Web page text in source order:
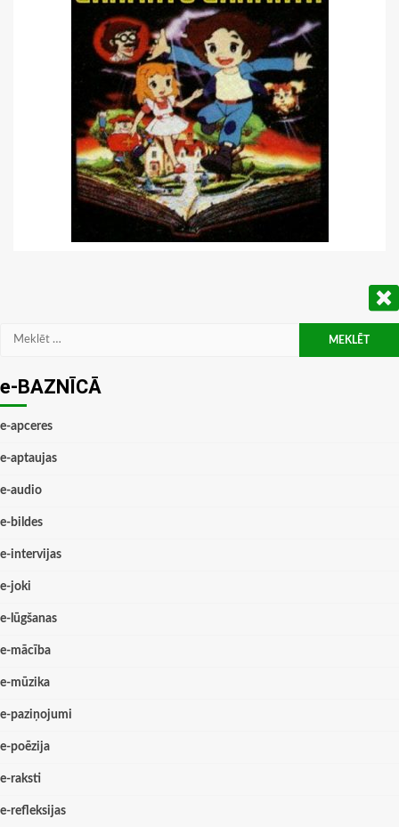
Meklēt:
e-BAZNĪCĀ
e-apceres
e-aptaujas
e-audio
e-bildes
e-intervijas
e-joki
e-lūgšanas
e-mācība
e-mūzika
e-paziņojumi
e-poēzija
e-raksti
e-refleksijas